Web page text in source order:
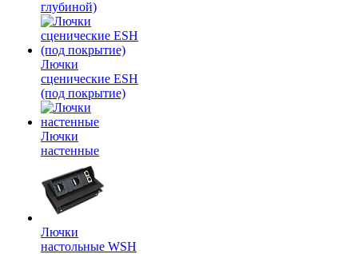
глубиной)
Лючки
сценические ESH
(под покрытие)
Лючки
настенные
Лючки
настольные WSH